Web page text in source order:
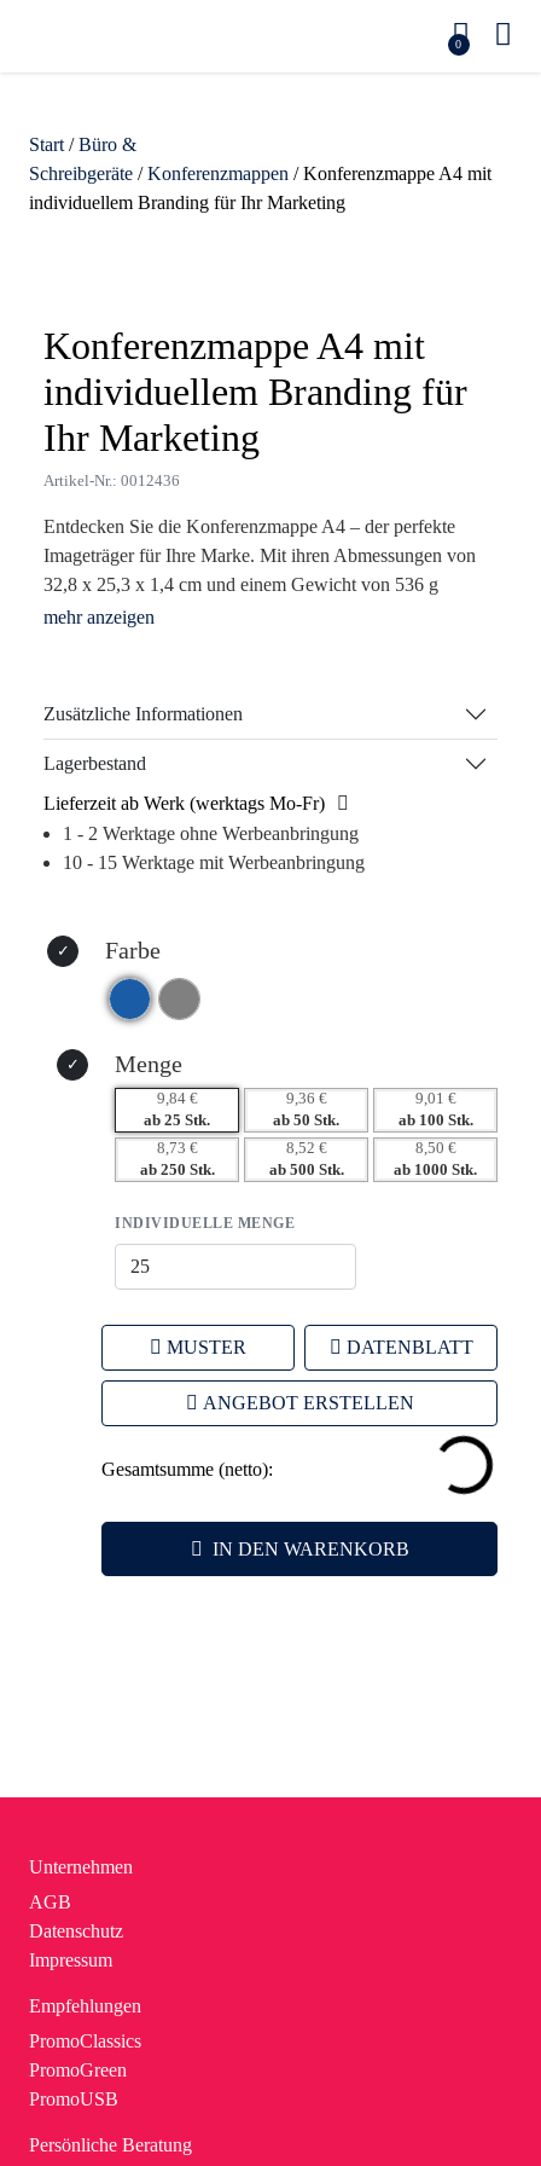
0
Start /Büro &
Schreibgeräte /Konferenzmappen / Konferenzmappe A4 mit
individuellem Branding für Ihr Marketing
Konferenzmappe A4 mit
individuellem Branding für
Ihr Marketing
Artikel-Nr.: 0012436
Entdecken Sie die Konferenzmappe A4 – der perfekte
Imageträger für Ihre Marke. Mit ihren Abmessungen von
32,8 x 25,3 x 1,4 cm und einem Gewicht von 536 g
kombiniert sie elegantes, gebondetes Leder mit robustem
Jede Mappe bietet ein Notizbuch mit 30 linierten Seiten,
zwei große Innenfächer und zwei kleine
Visitenkartenfächer. Ideal für den täglichen Gebrauch,
erleichtert sie den Alltag Ihrer Kunden und fördert
Werbebotschaft bleibt im Gedächtnis.
Warum dieses Produkt Ihre Marke stärkt:
– Erhöhte Wiedererkennbarkeit durch elegantes Design.
– Praktischer Nutzen fördert langfristige Kundenbindung.
– Vielseitige Branding-Optionen für Ihre individuelle
– Hochwertige Materialien, die Vertrauen in Ihre Marke
Zusätzliche Informationen
Lagerbestand
Lieferzeit ab Werk (werktags Mo-Fr)
1 - 2 Werktage ohne Werbeanbringung
10 - 15 Werktage mit Werbeanbringung
Farbe
Menge
9,84 €
ab 25 Stk.
9,36 €
ab 50 Stk.
9,01 €
ab 100 Stk.
8,73 €
ab 250 Stk.
8,52 €
ab 500 Stk.
8,50 €
ab 1000 Stk.
INDIVIDUELLE MENGE
MUSTER DATENBLATT
ANGEBOT ERSTELLEN
Gesamtsumme (netto):
IN DEN WARENKORB
Unternehmen
AGB
Datenschutz
Impressum
Empfehlungen
PromoClassics
PromoGreen
PromoUSB
Persönliche Beratung